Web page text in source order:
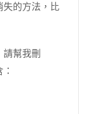
失的方法，比
幫我刪